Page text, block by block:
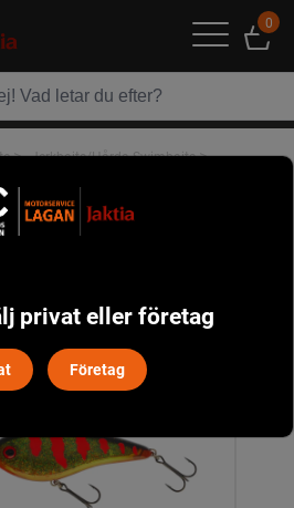
0
> Jerkbaits/Hårda Swimbaits>
privat eller företag
Företag